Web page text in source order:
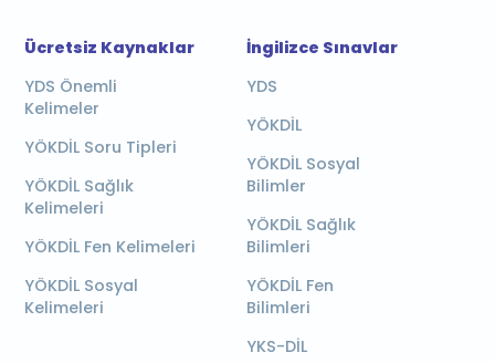
Ücretsiz Kaynaklar
YDS Önemli
Kelimeler
YÖKDİL Soru Tipleri
YÖKDİL Sağlık
Kelimeleri
YÖKDİL Fen Kelimeleri
YÖKDİL Sosyal
Kelimeleri
İngilizce Sınavlar
YDS
YÖKDİL
YÖKDİL Sosyal
Bilimler
YÖKDİL Sağlık
Bilimleri
YÖKDİL Fen
Bilimleri
YKS-DİL